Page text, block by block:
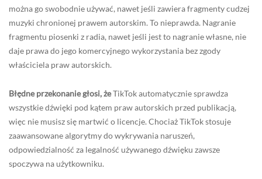
można go swobodnie używać, nawet jeśli zawiera fragmenty cudzej
muzyki chronionej prawem autorskim. To nieprawda. Nagranie
fragmentu piosenki z radia, nawet jeśli jest to nagranie własne, nie
daje prawa do jego komercyjnego wykorzystania bez zgody
właściciela praw autorskich.
Błędne przekonanie głosi, żeTikTok automatycznie sprawdza
wszystkie dźwięki pod kątem praw autorskich przed publikacją,
więc nie musisz się martwić o licencje. Chociaż TikTok stosuje
zaawansowane algorytmy do wykrywania naruszeń,
odpowiedzialność za legalność używanego dźwięku zawsze
spoczywa na użytkowniku.